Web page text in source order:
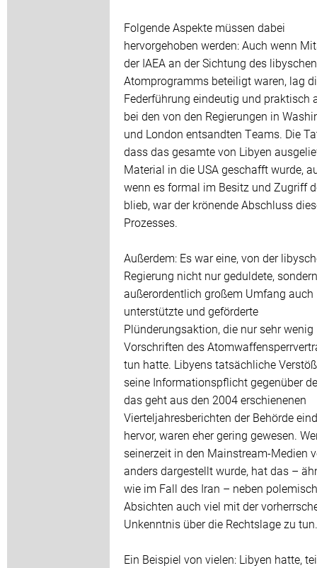
Folgende Aspekte müssen dabei
hervorgehoben werden: Auch wenn
der IAEA an der Sichtung des libyschen
Atomprogramms beteiligt waren, lag
Federführung eindeutig und praktisch
bei den von den Regierungen in
und London entsandten Teams. Die
dass das gesamte von Libyen
Material in die USA geschafft wurde,
wenn es formal im Besitz und Zugriff
blieb, war der krönende Abschluss
Prozesses.
Außerdem: Es war eine, von der
Regierung nicht nur geduldete,
außerordentlich großem Umfang auch
unterstützte und geförderte
Plünderungsaktion, die nur sehr
Vorschriften des
tun hatte. Libyens tatsächliche
seine Informationspflicht gegenüber
das geht aus den 2004 erschienenen
Vierteljahresberichten der Behörde
hervor, waren eher gering gewesen.
seinerzeit in den Mainstream-Medien
anders dargestellt wurde, hat das –
wie im Fall des Iran – neben
Absichten auch viel mit der
Unkenntnis über die Rechtslage zu tun.
Ein Beispiel von vielen: Libyen hatte,